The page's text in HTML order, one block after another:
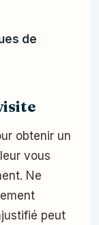
de
obtenir un
vous
Ne
peut